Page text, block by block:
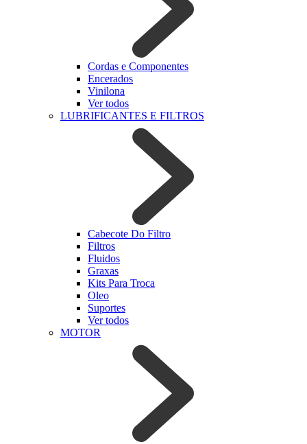
Cordas e Componentes
Encerados
Vinilona
Ver todos
LUBRIFICANTES E FILTROS
Cabecote Do Filtro
Filtros
Fluidos
Graxas
Kits Para Troca
Oleo
Suportes
Ver todos
MOTOR